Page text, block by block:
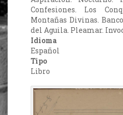
Confesiones. Los
Montañas Divinas.
del Aguila. Pleamar.
Idioma
Español
Tipo
Libro